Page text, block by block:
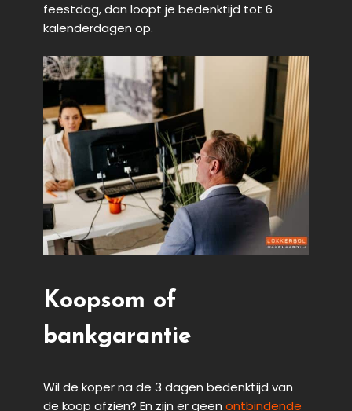
feestdag, dan loopt je bedenktijd tot 6
kalenderdagen op.
Koopsom of
bankgarantie
Wil de koper na de 3 dagen bedenktijd van
de koop afzien? En zijn er geen ontbindende